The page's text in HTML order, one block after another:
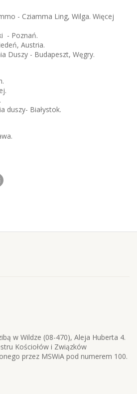
- Cziamma Ling, Wilga. Więcej
- Poznań.
Austria.
Duszy - Budapeszt, Węgry.
duszy- Białystok.
w Wildze (08-470), Aleja Huberta 4.
Kościołów i Związków
przez MSWiA pod numerem 100.